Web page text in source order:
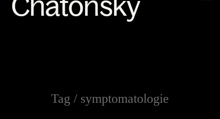
Tag / symptomatologie